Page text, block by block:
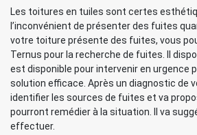
Les toitures en tuiles sont certes
l’inconvénient de présenter des fuites
votre toiture présente des fuites, vous
Ternus pour la recherche de fuites. Il
est disponible pour intervenir en urgence
solution efficace. Après un diagnostic de
identifier les sources de fuites et va
pourront remédier à la situation. Il va
effectuer.